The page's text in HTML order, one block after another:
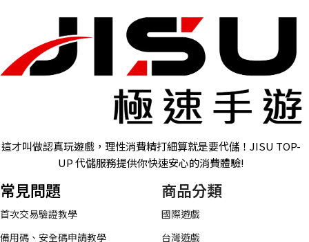
這才叫做認真玩遊戲，理性消費精打細算就是要代儲！JISU TOP-
UP 代儲服務提供你快速安心的消費體驗!
常見問題
首次交易驗證教學
備用碼、安全碼申請教學
商品分類
國際遊戲
台灣遊戲